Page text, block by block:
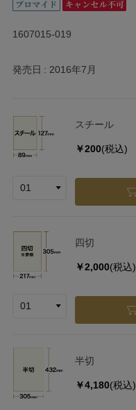
1607015-019
発売日 2016年7月
スチール
￥200(税込)
四切
￥2,000(税込)
半切
￥4,180(税込)